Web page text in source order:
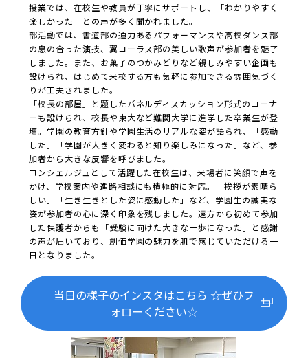
授業では、在校生や教員が丁寧にサポートし、「わかりやすく
楽しかった」との声が多く聞かれました。
部活動では、書道部の迫力あるパフォーマンスや高校ダンス部
の息の合った演技、翼コーラス部の美しい歌声が参加者を魅了
しました。また、お菓子のつかみどりなど親しみやすい企画も
設けられ、はじめて来校する方も気軽に参加できる雰囲気づく
りが工夫されました。
「校長の部屋」と題したパネルディスカッション形式のコーナ
ーも設けられ、校長や東大など難関大学に進学した卒業生が登
壇。学園の教育方針や学園生活のリアルな姿が語られ、「感動
した」「学園が大きく変わると知り楽しみになった」など、参
加者から大きな反響を呼びました。
コンシェルジュとして活躍した在校生は、来場者に笑顔で声を
かけ、学校案内や進路相談にも積極的に対応。「挨拶が素晴ら
しい」「生き生きとした姿に感動した」など、学園生の誠実な
姿が参加者の心に深く印象を残しました。遠方から初めて参加
した保護者からも「受験に向けた大きな一歩になった」と感謝
の声が届いており、創価学園の魅力を肌で感じていただける一
日となりました。
当日の様子のインスタはこちら ☆ぜひフ
ォローください☆